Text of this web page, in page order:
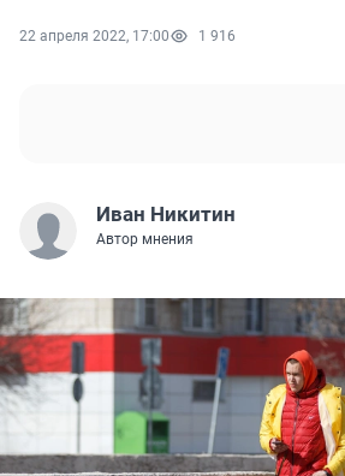
22 апреля 2022, 17:00 1 916
Иван Никитин
Автор мнения